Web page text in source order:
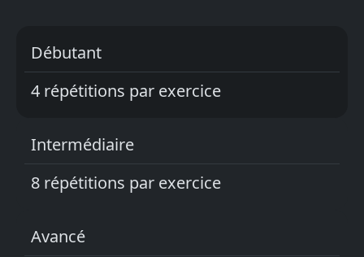
Débutant
4 répétitions par exercice
Intermédiaire
8 répétitions par exercice
Avancé